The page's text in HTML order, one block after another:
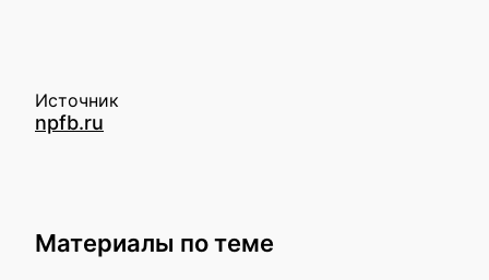
Источник
npfb.ru
Материалы по теме